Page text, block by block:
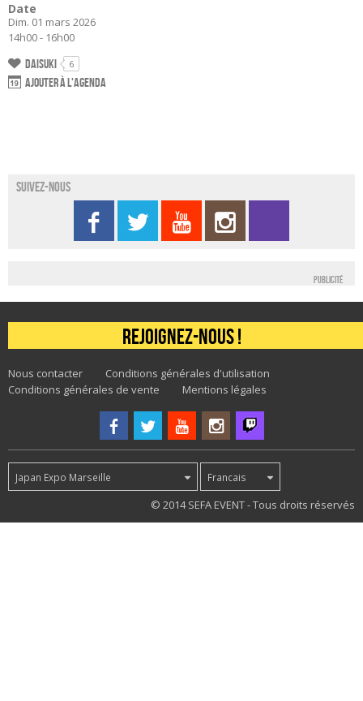
Date
Dim. 01 mars 2026
14h00 - 16h00
Daisuki 6
Ajouter à l'agenda
Suivez-nous
Publicité
Rejoignez-nous !
Nous contacter
Conditions générales d'utilisation
Conditions générales de vente
Mentions légales
Japan Expo Marseille Francais
© 2014 SEFA EVENT - Tous droits réservés